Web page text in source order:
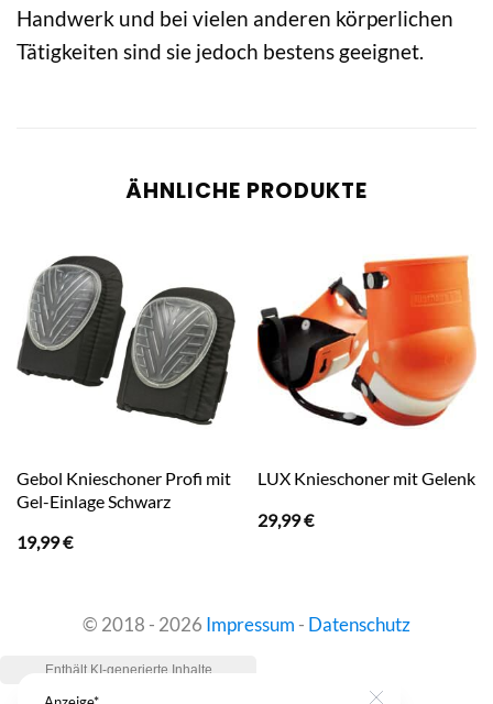
Handwerk und bei vielen anderen körperlichen
Tätigkeiten sind sie jedoch bestens geeignet.
ÄHNLICHE PRODUKTE
Gebol Knieschoner Profi mit
Gel-Einlage Schwarz
19,99€
LUX Knieschoner mit Gelenk
29,99€
© 2018 - 2026 Impressum - Datenschutz